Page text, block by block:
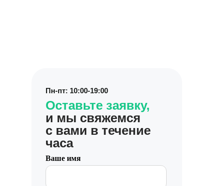
Оставьте заявку,
и мы свяжемся
с вами в течение
часа
Ваше имя
Пн-пт: 10:00-19:00